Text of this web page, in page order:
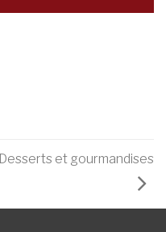
Desserts et gourmandises